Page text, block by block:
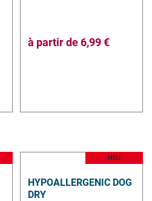
à partir de6,99 €
NEU
HYPOALLERGENIC DOG
DRY